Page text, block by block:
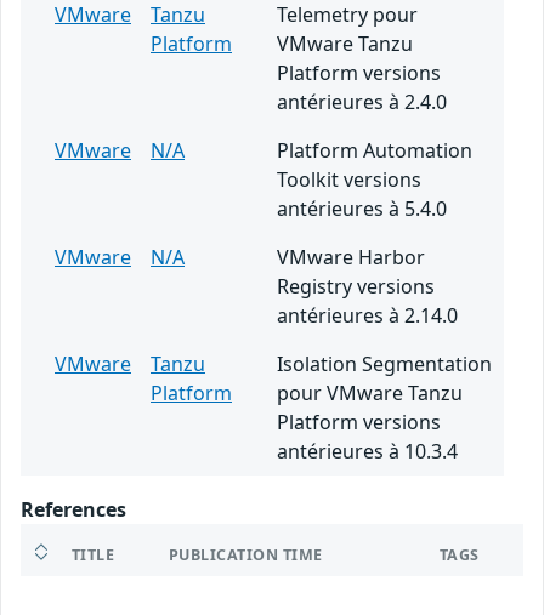
VMware
Tanzu
Platform
Telemetry pour
VMware Tanzu
Platform versions
antérieures à 2.4.0
VMware
N/A
Platform Automation
Toolkit versions
antérieures à 5.4.0
VMware
N/A
VMware Harbor
Registry versions
antérieures à 2.14.0
VMware
Tanzu
Platform
Isolation Segmentation
pour VMware Tanzu
Platform versions
antérieures à 10.3.4
References
TITLE PUBLICATION TIME TAGS